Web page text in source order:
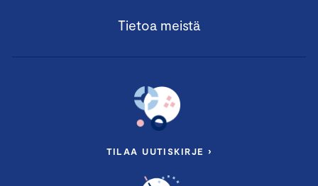
Tietoa meistä
TILAA UUTISKIRJE ›